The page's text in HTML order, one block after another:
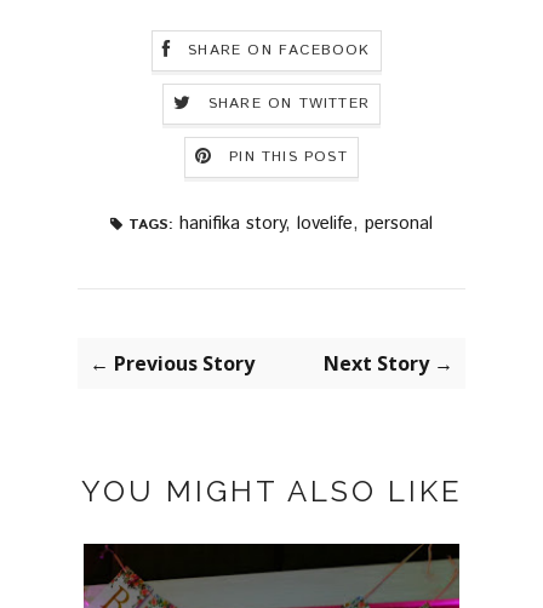
SHARE ON FACEBOOK
SHARE ON TWITTER
PIN THIS POST
TAGS: hanifika story, lovelife, personal
← Previous Story Next Story →
YOU MIGHT ALSO LIKE